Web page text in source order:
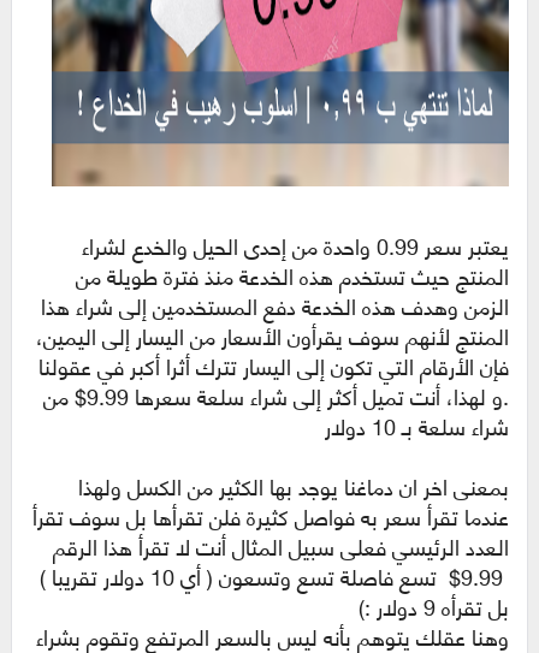
يعتبر سعر 0.99 واحدة من إحدى الحيل والخدع لشراء
المنتج حيث تستخدم هذه الخدعة منذ فترة طويلة من
الزمن وهدف هذه الخدعة دفع المستخدمين إلى شراء هذا
المنتج لأنهم سوف يقرأون الأسعار من اليسار إلى اليمين،
فإن الأرقام التي تكون إلى اليسار تترك أثرا أكبر في عقولنا
.و لهذا، أنت تميل أكثر إلى شراء سلعة سعرها 9.99$ من
شراء سلعة بـ 10 دولار
بمعنى اخر ان دماغنا يوجد بها الكثير من الكسل ولهذا
عندما تقرأ سعر به فواصل كثيرة فلن تقرأها بل سوف تقرأ
العدد الرئيسي فعلى سبيل المثال أنت لا تقرأ هذا الرقم
9.99$ تسع فاصلة تسع وتسعون ( أي 10 دولار تقريبا )
بل تقرأه 9 دولار :)
وهنا عقلك يتوهم بأنه ليس بالسعر المرتفع وتقوم بشراء